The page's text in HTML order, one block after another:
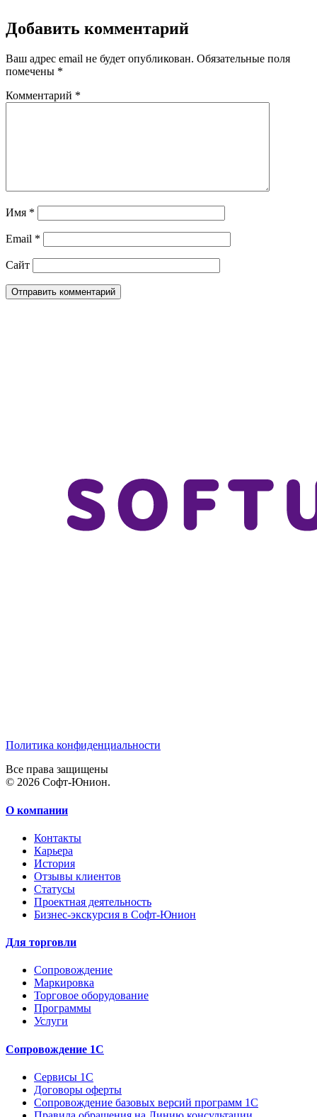
Добавить комментарий
Ваш адрес email не будет опубликован. Обязательные поля
помечены *
Комментарий *
Имя *
Email *
Сайт
Политика конфиденциальности
Все права защищены
© 2026 Софт-Юнион.
О компании
Контакты
Карьера
История
Отзывы клиентов
Статусы
Проектная деятельность
Бизнес-экскурсия в Софт-Юнион
Для торговли
Сопровождение
Маркировка
Торговое оборудование
Программы
Услуги
Сопровождение 1С
Сервисы 1С
Договоры оферты
Сопровождение базовых версий программ 1С